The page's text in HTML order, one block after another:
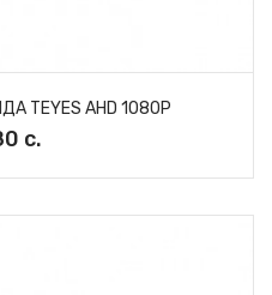
TEYES AHD 1080P
с.